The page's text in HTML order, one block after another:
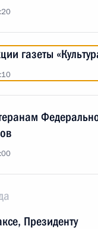
газеты
Президенту